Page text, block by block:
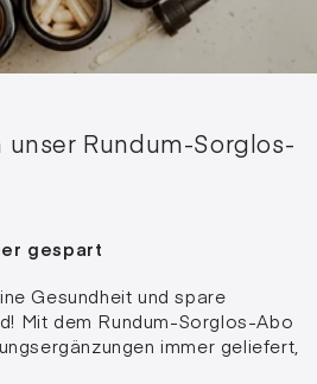
Rundum-Sorglos-
gespart
Gesundheit und spare
Mit dem Rundum-Sorglos-Abo
immer geliefert,